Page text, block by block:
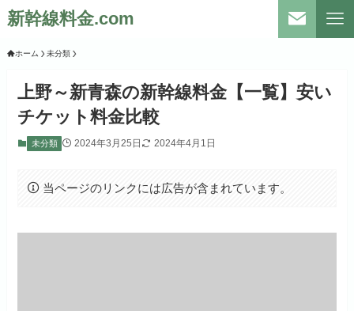
新幹線料金.com
ホーム 未分類
上野～新青森の新幹線料金【一覧】安い
チケット料金比較
未分類 2024年3月25日 2024年4月1日
当ページのリンクには広告が含まれています。